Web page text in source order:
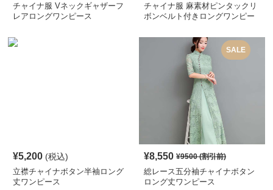
チャイナ服 Vネックギャザーフ
レアロングワンピース
チャイナ服 麻素材ピンタックリ
ボンベルト付きロングワンピー
¥5,200 (税込)
立襟チャイナボタン半袖ロング
丈ワンピース
SALE
¥8,550 ¥9500(割引前)
総レース五分袖チャイナボタン
ロング丈ワンピース